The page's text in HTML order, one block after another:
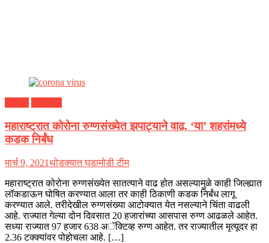
महाराष्ट्रात कोरोना रुग्णसंख्येत झपाट्याने वाढ, ‘या’ शहरांमध्ये
कडक निर्बंध
मार्च 9, 2021थोडक्यात घडामोडी टीम
महाराष्ट्रात कोरोना रुग्णसंख्येत सातत्याने वाढ होत असल्यामुळे काही जिल्ह्यात
लॉकडाऊन घोषित करण्यात आला तर काही ठिकाणी कडक निर्बंध लागू
करण्यात आले. तरीदेखील रुग्णसंख्या आटोक्यात येत नसल्याने चिंता वाढली
आहे. राज्यात गेल्या दोन दिवसात 20 हजारांच्या आसपास रुग्ण आढळले आहेत.
सध्या राज्यात 97 हजार 638 अॅक्टिव्ह रुग्ण आहेत. तर राज्यातील मृत्यूदर हा
2.36 टक्क्यांवर पोहोचला आहे. […]